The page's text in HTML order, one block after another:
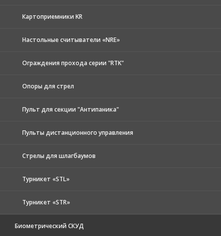
Картоприемники KR
Настольные считыватели «NRE»
Ограждения прохода серии "RTK"
Опоры для стрел
Пульт для секции "Антипаника"
Пульты дистанционного управления
Стрелы для шлагбаумов
Турникет «STL»
Турникет «STR»
Биометрический СКУД